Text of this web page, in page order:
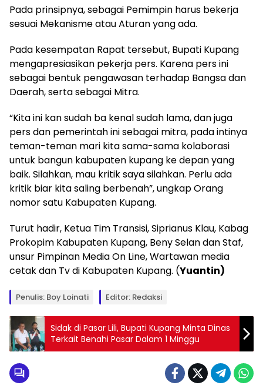
Pada prinsipnya, sebagai Pemimpin harus bekerja
sesuai Mekanisme atau Aturan yang ada.
Pada kesempatan Rapat tersebut, Bupati Kupang
mengapresiasikan pekerja pers. Karena pers ini
sebagai bentuk pengawasan terhadap Bangsa dan
Daerah, serta sebagai Mitra.
“Kita ini kan sudah ba kenal sudah lama, dan juga
pers dan pemerintah ini sebagai mitra, pada intinya
teman-teman mari kita sama-sama kolaborasi
untuk bangun kabupaten kupang ke depan yang
baik. Silahkan, mau kritik saya silahkan. Perlu ada
kritik biar kita saling berbenah”, ungkap Orang
nomor satu Kabupaten Kupang.
Turut hadir, Ketua Tim Transisi, Siprianus Klau, Kabag
Prokopim Kabupaten Kupang, Beny Selan dan Staf,
unsur Pimpinan Media On Line, Wartawan media
cetak dan Tv di Kabupaten Kupang. (Yuantin)
Penulis: Boy Loinati Editor: Redaksi
Sidak di Pasar Lili, Bupati Kupang Minta Dinas
Terkait Benahi Pasar Dalam 1 Minggu